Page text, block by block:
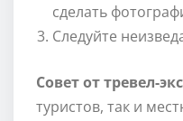
сделать
Следуйте
Совет от тревел-
туристов, так и